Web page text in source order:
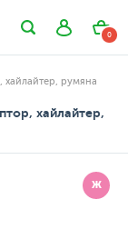
0
румяна
хайлайтер,
Ж